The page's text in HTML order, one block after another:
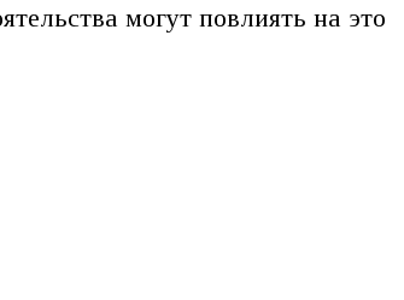
могут повлиять на это